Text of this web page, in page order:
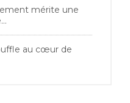
mérite une
au cœur de